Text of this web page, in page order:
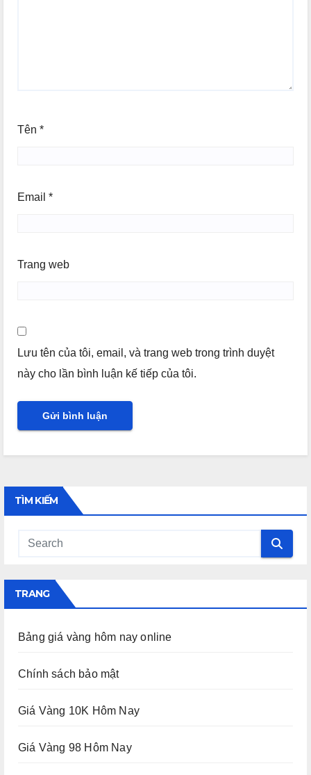
Tên *
Email *
Trang web
Lưu tên của tôi, email, và trang web trong trình duyệt
này cho lần bình luận kế tiếp của tôi.
TÌM KIẾM
TRANG
Bảng giá vàng hôm nay online
Chính sách bảo mật
Giá Vàng 10K Hôm Nay
Giá Vàng 98 Hôm Nay